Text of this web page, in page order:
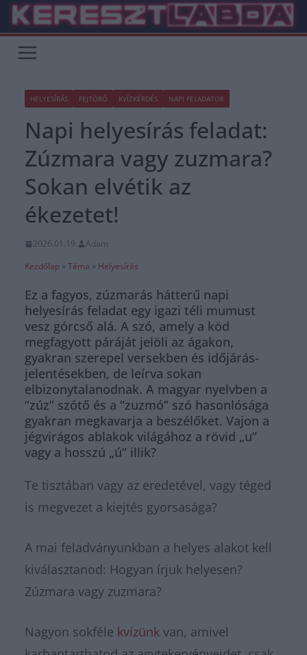
Skip
content
HELYESÍRÁS FEJTÖRŐ KVÍZKÉRDÉS NAPI FELADATOK
Napi helyesírás feladat:
Zúzmara vagy zuzmara?
Sokan elvétik az
ékezetet!
2026.01.19.
Adam
Kezdőlap » Téma » Helyesírás
Ez a fagyos, zúzmarás hátterű napi
helyesírás feladat egy igazi téli mumust
vesz górcső alá. A szó, amely a köd
megfagyott páráját jelöli az ágakon,
gyakran szerepel versekben és időjárás-
jelentésekben, de leírva sokan
elbizonytalanodnak. A magyar nyelvben a
“zúz” szótő és a “zuzmó” szó hasonlósága
gyakran megkavarja a beszélőket. Vajon a
jégvirágos ablakok világához a rövid „u”
vagy a hosszú „ú” illik?
Te tisztában vagy az eredetével, vagy téged
is megvezet a kiejtés gyorsasága?
A mai feladványunkban a helyes alakot kell
kiválasztanod: Hogyan írjuk helyesen?
Zúzmara vagy zuzmara?
Nagyon sokféle kvízünk van, amivel